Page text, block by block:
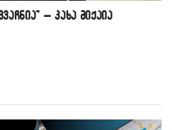
– კახა მიქაია